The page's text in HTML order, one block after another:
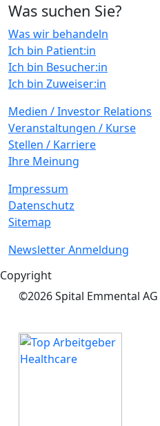
Was suchen Sie?
Was wir behandeln
Ich bin Patient:in
Ich bin Besucher:in
Ich bin Zuweiser:in
Medien / Investor Relations
Veranstaltungen / Kurse
Stellen / Karriere
Ihre Meinung
Impressum
Datenschutz
Sitemap
Newsletter Anmeldung
Copyright
©2026 Spital Emmental AG